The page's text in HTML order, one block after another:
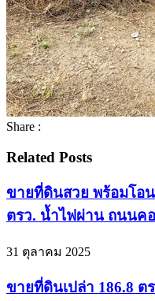
Share :
Related Posts
ขายที่ดินสวย พร้อมโอน
ตรว. น้ำไฟผ่าน ถนนคอ
31 ตุลาคม 2025
ขายที่ดินเปล่า 186.8 ต